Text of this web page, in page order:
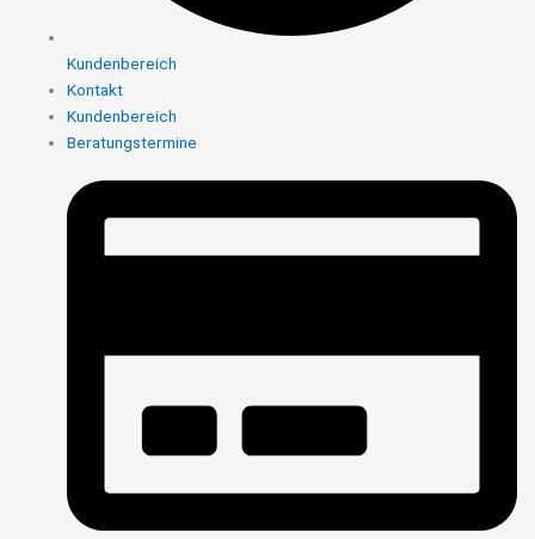
Kundenbereich
Kontakt
Kundenbereich
Beratungstermine